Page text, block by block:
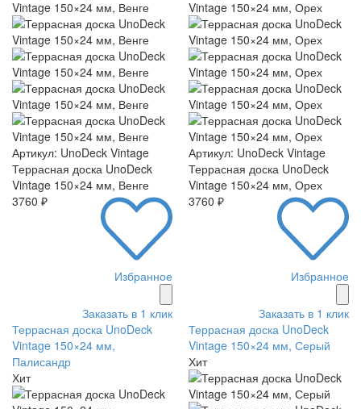
Артикул: UnoDeck Vintage
Террасная доска UnoDeck
Vintage 150×24 мм, Венге
3760 ₽
Избранное
Заказать в 1 клик
Артикул: UnoDeck Vintage
Террасная доска UnoDeck
Vintage 150×24 мм, Орех
3760 ₽
Избранное
Заказать в 1 клик
Террасная доска UnoDeck
Vintage 150×24 мм,
Палисандр
Хит
Террасная доска UnoDeck
Vintage 150×24 мм, Серый
Хит